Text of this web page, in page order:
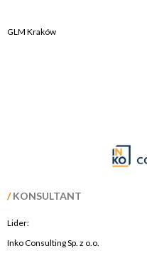
GLM Kraków
/KONSULTANT
Lider:
Inko Consulting Sp. z o.o.